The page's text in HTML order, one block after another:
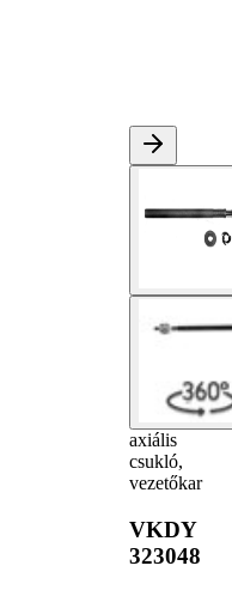
axiális
csukló,
vezetőkar
VKDY
323048